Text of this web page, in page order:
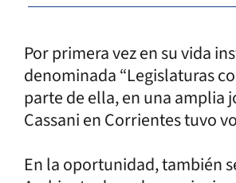
Por primera vez en su vida
denominada “Legislaturas
parte de ella, en una amplia
Cassani en Corrientes tuvo
En la oportunidad, también